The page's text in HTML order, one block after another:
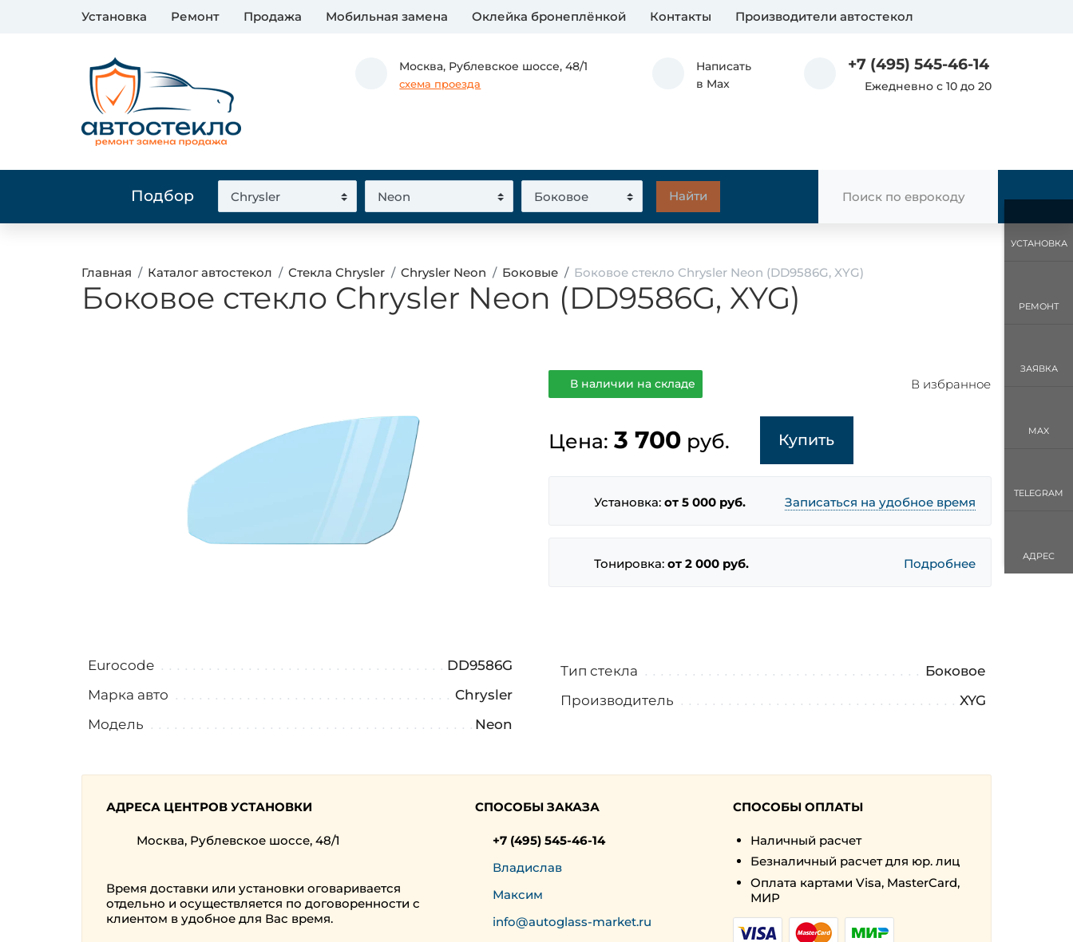
Установка Ремонт Продажа Мобильная замена Оклейка бронеплёнкой Контакты Производители автостекол
Москва, Рублевское шоссе, 48/1
схема проезда
Написать
в Max
+7 (495) 545-46-14
Ежедневно с 10 до 20
Подбор
Главная Каталог автостекол Стекла Chrysler Chrysler Neon Боковые Боковое стекло Chrysler Neon (DD9586G, XYG)
Боковое стекло Chrysler Neon (DD9586G, XYG)
В наличии на складе В избранное
Цена: 3 700 руб. Купить
Установка:от 5 000 руб. Записаться на удобное время
Тонировка:от 2 000 руб. Подробнее
Eurocode
DD9586G
Марка авто
Chrysler
Модель
Neon
Тип стекла
Боковое
Производитель
XYG
АДРЕСА ЦЕНТРОВ УСТАНОВКИ
Москва, Рублевское шоссе, 48/1
Время доставки или установки оговаривается
отдельно и осуществляется по договоренности с
клиентом в удобное для Вас время.
СПОСОБЫ ЗАКАЗА
+7 (495) 545-46-14
Владислав
Максим
info@autoglass-market.ru
СПОСОБЫ ОПЛАТЫ
Наличный расчет
Безналичный расчет для юр. лиц
Оплата картами Visa, MasterCard,
МИР
УСТАНОВКА
РЕМОНТ
ЗАЯВКА
MAX
TELEGRAM
АДРЕС